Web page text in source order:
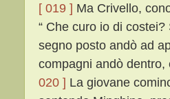
[ 019 ] Ma Crivello,
“ Che curo io di
segno posto andò ad
compagni andò
020 ] La giovane